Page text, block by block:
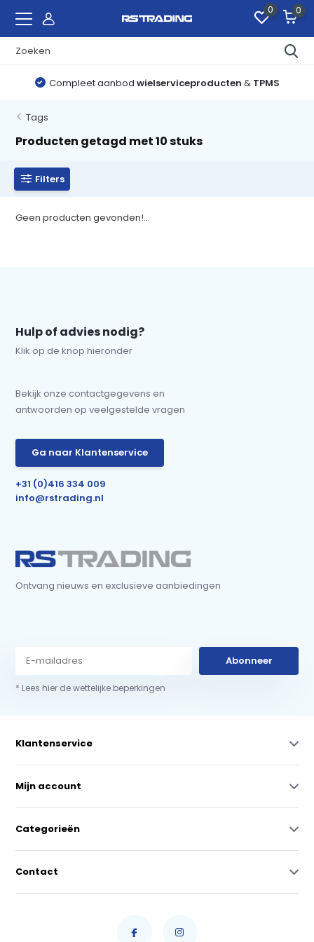
0 0
Compleet aanbod wielserviceproducten & TPMS
Tags
Producten getagd met 10 stuks
Filters
Geen producten gevonden!...
Hulp of advies nodig?
Klik op de knop hieronder
Bekijk onze contactgegevens en
antwoorden op veelgestelde vragen
Ga naar Klantenservice
+31 (0)416 334 009
info@rstrading.nl
Ontvang nieuws en exclusieve aanbiedingen
Abonneer
* Lees hier de wettelijke beperkingen
Klantenservice
Mijn account
Categorieën
Contact